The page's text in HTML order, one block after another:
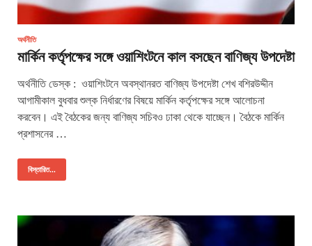
অর্থনীতি
মার্কিন কর্তৃপক্ষের সঙ্গে ওয়াশিংটনে কাল বসছেন বাণিজ্য উপদেষ্টা
অর্থনীতি ডেস্ক : ওয়াশিংটনে অবস্থানরত বাণিজ্য উপদেষ্টা শেখ বশিরউদ্দীন
আগামীকাল বুধবার শুল্ক নির্ধারণের বিষয়ে মার্কিন কর্তৃপক্ষের সঙ্গে আলোচনা
করবেন। এই বৈঠকের জন্য বাণিজ্য সচিবও ঢাকা থেকে যাচ্ছেন। বৈঠকে মার্কিন
প্রশাসনের …
বিস্তারিত...